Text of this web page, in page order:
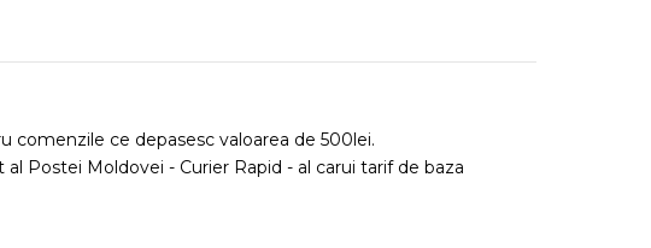
comenzile ce depasesc valoarea de 500lei.
Postei Moldovei - Curier Rapid - al carui tarif de baza